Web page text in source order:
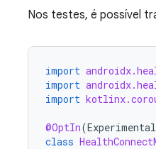
Nos testes, é possível
import
import
import
@OptIn(
class